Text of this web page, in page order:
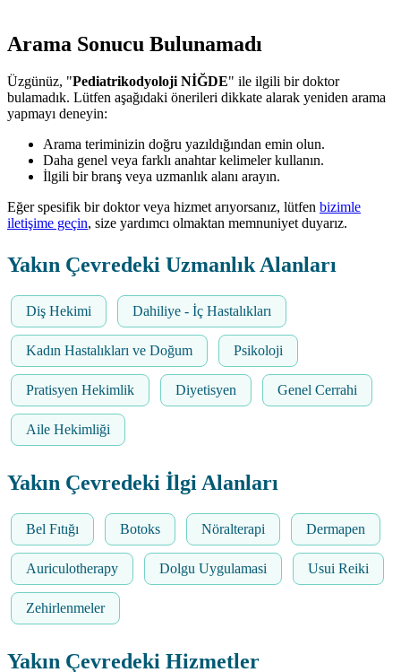
Arama Sonucu Bulunamadı
Üzgünüz, "Pediatrikodyoloji NİĞDE" ile ilgili bir doktor
bulamadık. Lütfen aşağıdaki önerileri dikkate alarak yeniden arama
yapmayı deneyin:
Arama teriminizin doğru yazıldığından emin olun.
Daha genel veya farklı anahtar kelimeler kullanın.
İlgili bir branş veya uzmanlık alanı arayın.
Eğer spesifik bir doktor veya hizmet arıyorsanız, lütfen bizimle
iletişime geçin, size yardımcı olmaktan memnuniyet duyarız.
Yakın Çevredeki Uzmanlık Alanları
Diş Hekimi Dahiliye - İç Hastalıkları
Kadın Hastalıkları ve Doğum Psikoloji
Pratisyen Hekimlik Diyetisyen Genel Cerrahi
Aile Hekimliği
Yakın Çevredeki İlgi Alanları
Bel Fıtığı Botoks Nöralterapi Dermapen
Auriculotherapy Dolgu Uygulamasi Usui Reiki
Zehirlenmeler
Yakın Çevredeki Hizmetler